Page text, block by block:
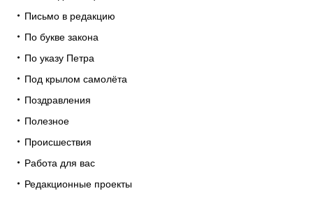
Письмо в редакцию
По букве закона
По указу Петра
Под крылом самолёта
Поздравления
Полезное
Происшествия
Работа для вас
Редакционные проекты